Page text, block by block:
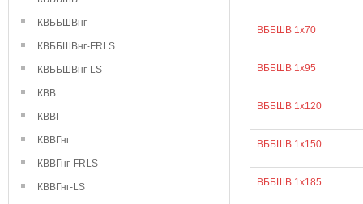
КВББШВнг
КВББШВнг-FRLS
КВББШВнг-LS
КВВ
КВВГ
КВВГнг
КВВГнг-FRLS
КВВГнг-LS
ВББШВ 1х70
ВББШВ 1х95
ВББШВ 1х120
ВББШВ 1х150
ВББШВ 1х185